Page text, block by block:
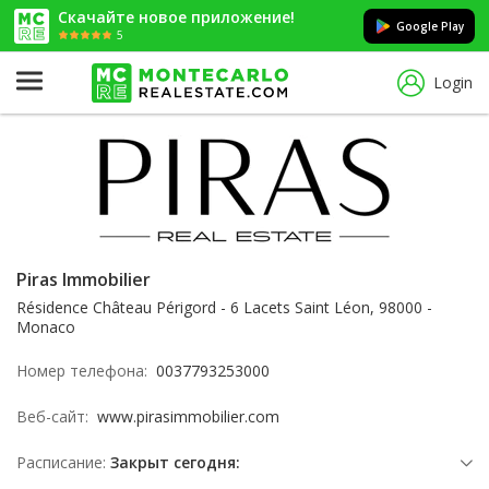
Скачайте новое приложение!
5
Google Play
Login
Piras Immobilier
Résidence Château Périgord - 6 Lacets Saint Léon, 98000 -
Monaco
Номер телефона: 0037793253000
Веб-сайт: www.pirasimmobilier.com
Расписание: Закрыт сегодня: